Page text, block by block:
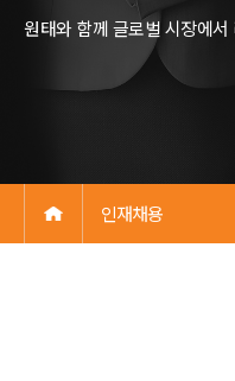
원태와 함께 글로벌 시장에
인재채용